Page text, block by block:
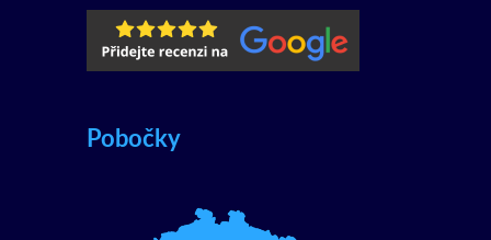
Pobočky